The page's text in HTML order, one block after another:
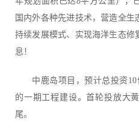
国内外各种先进技术，营造全生
持续发展模式、实现海洋生态修
息！
中鹿岛项目，预计总投资
的一期工程建设。首轮投放大
尾。